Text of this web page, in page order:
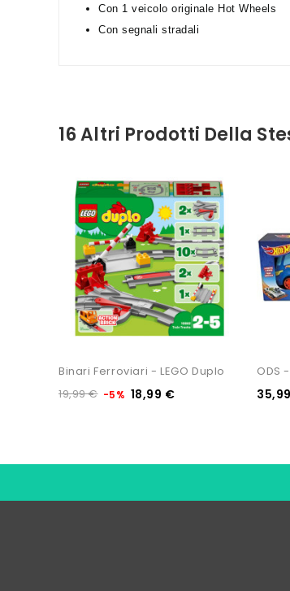
Con 1 veicolo originale Hot Wheels
Con segnali stradali
16 Altri Prodotti Della
Binari Ferroviari - LEGO Duplo
19,99 € -5% 18,99 €
ODS